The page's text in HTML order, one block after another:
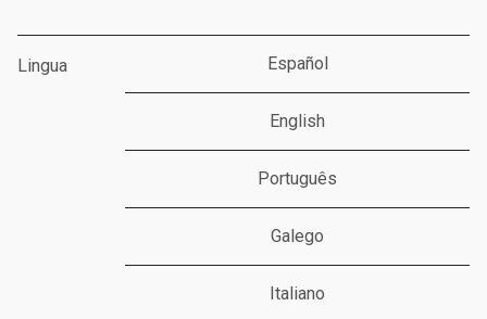
Lingua Español
English
Português
Galego
Italiano